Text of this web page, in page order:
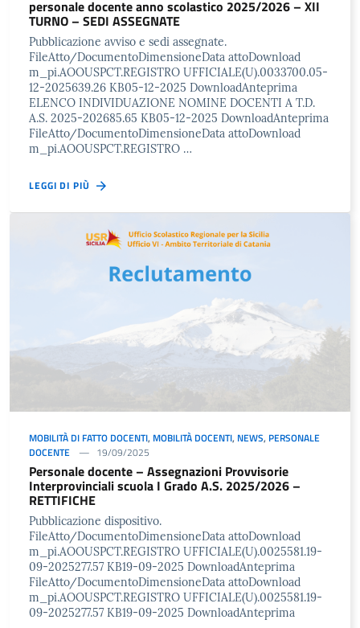
personale docente anno scolastico 2025/2026 – XII
TURNO – SEDI ASSEGNATE
Pubblicazione avviso e sedi assegnate.
FileAtto/DocumentoDimensioneData attoDownload
m_pi.AOOUSPCT.REGISTRO UFFICIALE(U).0033700.05-
12-2025639.26 KB05-12-2025 DownloadAnteprima
ELENCO INDIVIDUAZIONE NOMINE DOCENTI A T.D.
A.S. 2025-202685.65 KB05-12-2025 DownloadAnteprima
FileAtto/DocumentoDimensioneData attoDownload
m_pi.AOOUSPCT.REGISTRO …
LEGGI DI PIÙ
MOBILITÀ DI FATTO DOCENTI, MOBILITÀ DOCENTI, NEWS, PERSONALE
DOCENTE
19/09/2025
Personale docente – Assegnazioni Provvisorie
Interprovinciali scuola I Grado A.S. 2025/2026 –
RETTIFICHE
Pubblicazione dispositivo.
FileAtto/DocumentoDimensioneData attoDownload
m_pi.AOOUSPCT.REGISTRO UFFICIALE(U).0025581.19-
09-2025277.57 KB19-09-2025 DownloadAnteprima
FileAtto/DocumentoDimensioneData attoDownload
m_pi.AOOUSPCT.REGISTRO UFFICIALE(U).0025581.19-
09-2025277.57 KB19-09-2025 DownloadAnteprima